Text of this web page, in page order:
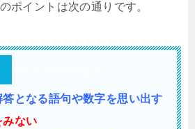
ポイントは次の通りです。
となる語句や数字を思い出す
ない